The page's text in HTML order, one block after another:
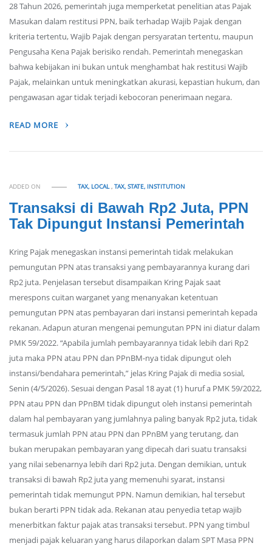
28 Tahun 2026, pemerintah juga memperketat penelitian atas Pajak
Masukan dalam restitusi PPN, baik terhadap Wajib Pajak dengan
kriteria tertentu, Wajib Pajak dengan persyaratan tertentu, maupun
Pengusaha Kena Pajak berisiko rendah. Pemerintah menegaskan
bahwa kebijakan ini bukan untuk menghambat hak restitusi Wajib
Pajak, melainkan untuk meningkatkan akurasi, kepastian hukum, dan
pengawasan agar tidak terjadi kebocoran penerimaan negara.
READ MORE
ADDED ON TAX, LOCAL,TAX, STATE, INSTITUTION
Transaksi di Bawah Rp2 Juta, PPN
Tak Dipungut Instansi Pemerintah
Kring Pajak menegaskan instansi pemerintah tidak melakukan
pemungutan PPN atas transaksi yang pembayarannya kurang dari
Rp2 juta. Penjelasan tersebut disampaikan Kring Pajak saat
merespons cuitan warganet yang menanyakan ketentuan
pemungutan PPN atas pembayaran dari instansi pemerintah kepada
rekanan. Adapun aturan mengenai pemungutan PPN ini diatur dalam
PMK 59/2022. “Apabila jumlah pembayarannya tidak lebih dari Rp2
juta maka PPN atau PPN dan PPnBM-nya tidak dipungut oleh
instansi/bendahara pemerintah,” jelas Kring Pajak di media sosial,
Senin (4/5/2026). Sesuai dengan Pasal 18 ayat (1) huruf a PMK 59/2022,
PPN atau PPN dan PPnBM tidak dipungut oleh instansi pemerintah
dalam hal pembayaran yang jumlahnya paling banyak Rp2 juta, tidak
termasuk jumlah PPN atau PPN dan PPnBM yang terutang, dan
bukan merupakan pembayaran yang dipecah dari suatu transaksi
yang nilai sebenarnya lebih dari Rp2 juta. Dengan demikian, untuk
transaksi di bawah Rp2 juta yang memenuhi syarat, instansi
pemerintah tidak memungut PPN. Namun demikian, hal tersebut
bukan berarti PPN tidak ada. Rekanan atau penyedia tetap wajib
menerbitkan faktur pajak atas transaksi tersebut. PPN yang timbul
menjadi pajak keluaran yang harus dilaporkan dalam SPT Masa PPN